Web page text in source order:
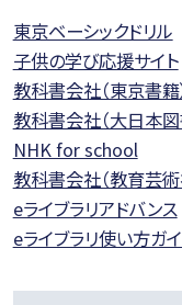
東京ベーシックドリル
子供の学び応援サイト
教科書会社（東京書
教科書会社（大日本
NHK for school
教科書会社（教育芸
eライブラリアドバンス
eライブラリ使い方ガ